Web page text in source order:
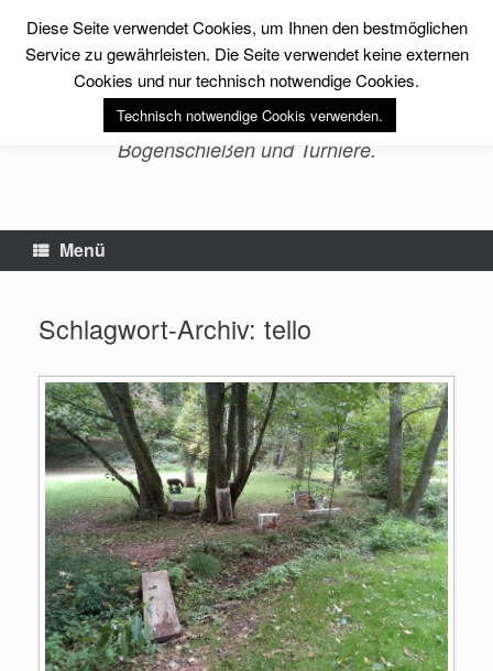
Inhalt
springen
sfs-archery -Erlebnis
Bogenschießen-
Bogensport, Fitness, Training im
Bogenschießen und Turniere.
Menü
Schlagwort-Archiv: tello
Diese Seite verwendet Cookies, um Ihnen den bestmöglichen
Service zu gewährleisten. Die Seite verwendet keine externen
Cookies und nur technisch notwendige Cookies.
Technisch notwendige Cookis verwenden.